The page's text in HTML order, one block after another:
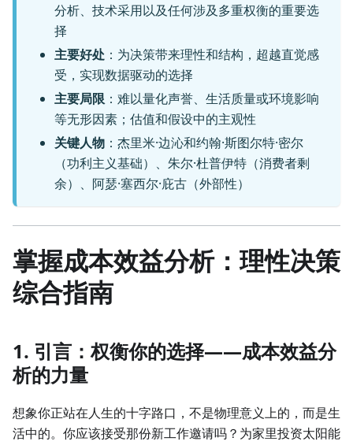
分析、技术采用以及任何涉及多重权衡的重要选
择
主要好处 ：为决策带来理性和结构，超越直觉感
受，实现数据驱动的选择
主要局限 ：难以量化声誉、生活质量或环境影响
等无形因素；估值和假设中的主观性
关键人物 ：杰里米·边沁和约翰·斯图尔特·密尔
（功利主义基础）、朱尔·杜普伊特（消费者剩
余）、阿瑟·塞西尔·庇古（外部性）
掌握成本效益分析：理性决策
综合指南
1. 引言：权衡你的选择——成本效益分
析的力量
想象你正站在人生的十字路口，不是物理意义上的，而是生
活中的。你应该接受那份新工作邀请吗？为家里投资太阳能